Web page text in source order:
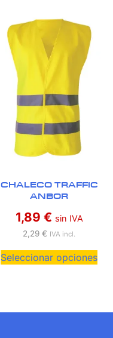
CHALECO TRAFFIC
ANBOR
1,89 € sin IVA
2,29 € IVA incl.
Seleccionar opciones